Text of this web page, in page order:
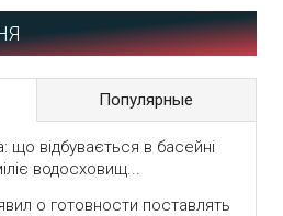
Популярные
що відбувається в басейні
водосховищ...
о готовности поставлять